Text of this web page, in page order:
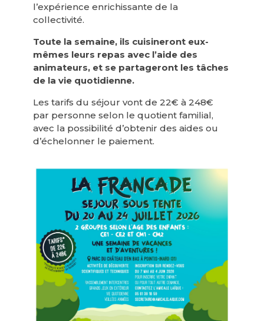
l’expérience enrichissante de la
collectivité.
Toute la semaine, ils cuisineront eux-
mêmes leurs repas avec l’aide des
animateurs, et se partageront les tâches
de la vie quotidienne.
Les tarifs du séjour vont de 22€ à 248€
par personne selon le quotient familial,
avec la possibilité d’obtenir des aides ou
d’échelonner le paiement.